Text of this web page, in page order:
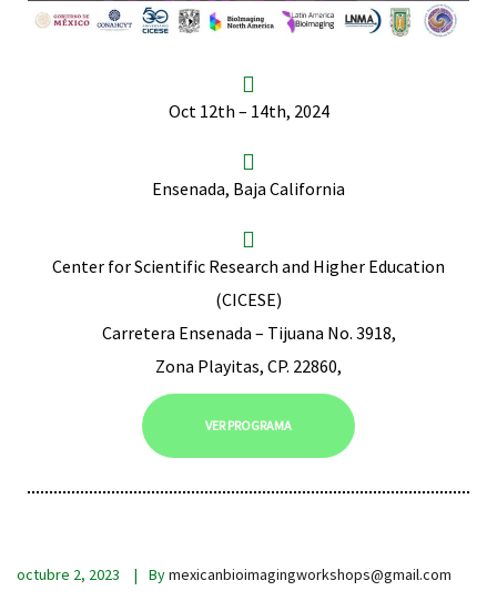
Oct 12th – 14th, 2024
Ensenada, Baja California
Center for Scientific Research and Higher Education
(CICESE)
Carretera Ensenada – Tijuana No. 3918,
Zona Playitas, CP. 22860,
VER PROGRAMA
octubre 2, 2023 Bymexicanbioimagingworkshops@gmail.com